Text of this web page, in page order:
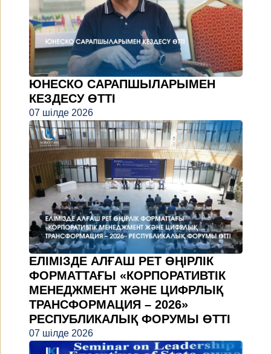
ЮНЕСКО САРАПШЫЛАРЫМЕН
КЕЗДЕСУ ӨТТІ
07 шілде 2026
ЕЛІМІЗДЕ АЛҒАШ РЕТ ӨҢІРЛІК
ФОРМАТТАҒЫ «КОРПОРАТИВТІК
МЕНЕДЖМЕНТ ЖӘНЕ ЦИФРЛЫҚ
ТРАНСФОРМАЦИЯ – 2026»
РЕСПУБЛИКАЛЫҚ ФОРУМЫ ӨТТІ
07 шілде 2026